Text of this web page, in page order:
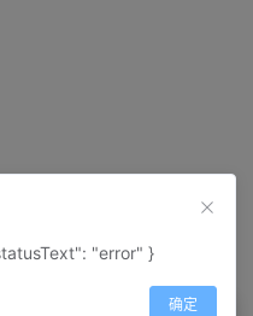
图 "error" }
确定